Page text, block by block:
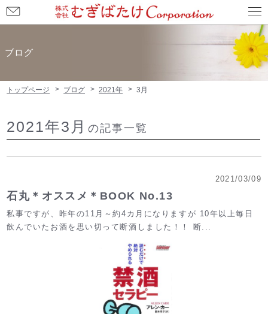
問
合
せ
ブログ
トップページ ブログ 2021年 3月
2021年3月 の記事一覧
2021/03/09
石丸＊オススメ＊BOOK No.13
私事ですが、昨年の11月～約4カ月になりますが 10年以上毎日
飲んでいたお酒を思い切って断酒しました！！ 断...